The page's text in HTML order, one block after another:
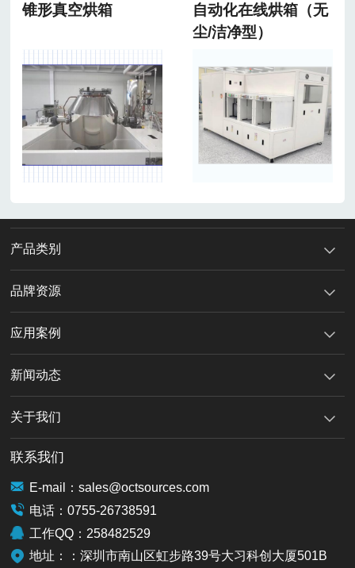
锥形真空烘箱
自动化在线烘箱（无
尘/洁净型）
产品类别
品牌资源
应用案例
新闻动态
关于我们
联系我们
E-mail：sales@octsources.com
电话：0755-26738591
工作QQ：258482529
地址：：深圳市南山区虹步路39号大习科创大厦501B